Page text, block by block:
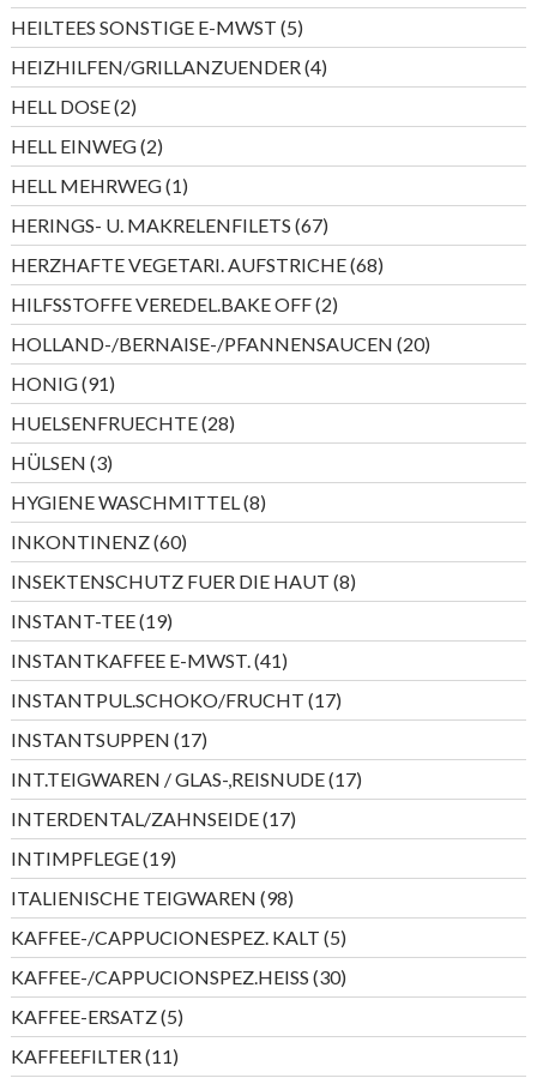
Produkte
HEILTEES SONSTIGE E-MWST 55
Produkte
HEIZHILFEN/GRILLANZUENDER 44
Produkte
HELL DOSE 22
Produkte
HELL EINWEG 22
Produkte
HELL MEHRWEG 11
Produkt
HERINGS- U. MAKRELENFILETS 6767
Produkte
HERZHAFTE VEGETARI. AUFSTRICHE 6868
Produkte
HILFSSTOFFE VEREDEL.BAKE OFF 22
Produkte
HOLLAND-/BERNAISE-/PFANNENSAUCEN 2020
Produkte
HONIG 9191
Produkte
HUELSENFRUECHTE 2828
Produkte
HÜLSEN 33
Produkte
HYGIENE WASCHMITTEL 88
Produkte
INKONTINENZ 6060
Produkte
INSEKTENSCHUTZ FUER DIE HAUT 88
Produkte
INSTANT-TEE 1919
Produkte
INSTANTKAFFEE E-MWST. 4141
Produkte
INSTANTPUL.SCHOKO/FRUCHT 1717
Produkte
INSTANTSUPPEN 1717
Produkte
INT.TEIGWAREN / GLAS-,REISNUDE 1717
Produkte
INTERDENTAL/ZAHNSEIDE 1717
Produkte
INTIMPFLEGE 1919
Produkte
ITALIENISCHE TEIGWAREN 9898
Produkte
KAFFEE-/CAPPUCIONESPEZ. KALT 55
Produkte
KAFFEE-/CAPPUCIONSPEZ.HEISS 3030
Produkte
KAFFEE-ERSATZ 55
Produkte
KAFFEEFILTER 1111